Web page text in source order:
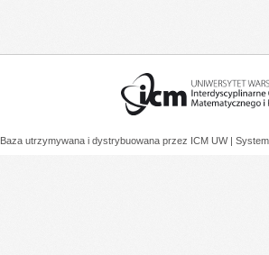
Baza utrzymywana i dystrybuowana przez ICM UW |